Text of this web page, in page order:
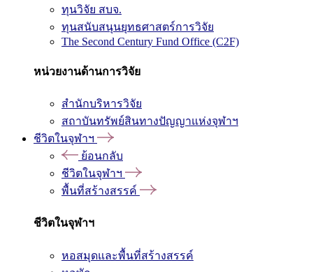
ทุนวิจัย สบจ.
ทุนสนับสนุนยุทธศาสตร์การวิจัย
The Second Century Fund Office (C2F)
หน่วยงานด้านการวิจัย
สำนักบริหารวิจัย
สถาบันทรัพย์สินทางปัญญาแห่งจุฬาฯ
ชีวิตในจุฬาฯ
ย้อนกลับ
ชีวิตในจุฬาฯ
พื้นที่สร้างสรรค์
ชีวิตในจุฬาฯ
หอสมุดและพื้นที่สร้างสรรค์